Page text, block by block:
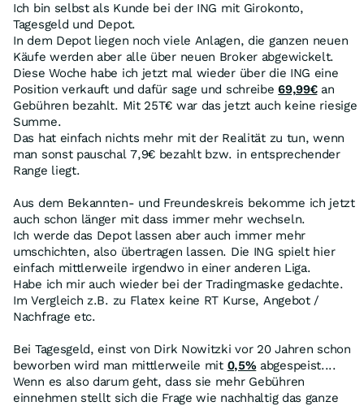
Ich bin selbst als Kunde bei der ING mit Girokonto,
Tagesgeld und Depot.
In dem Depot liegen noch viele Anlagen, die ganzen neuen
Käufe werden aber alle über neuen Broker abgewickelt.
Diese Woche habe ich jetzt mal wieder über die ING eine
Position verkauft und dafür sage und schreibe69,99€an
Gebühren bezahlt. Mit 25T€ war das jetzt auch keine riesige
Summe.
Das hat einfach nichts mehr mit der Realität zu tun, wenn
man sonst pauschal 7,9€ bezahlt bzw. in entsprechender
Range liegt.
Aus dem Bekannten- und Freundeskreis bekomme ich jetzt
auch schon länger mit dass immer mehr wechseln.
Ich werde das Depot lassen aber auch immer mehr
umschichten, also übertragen lassen. Die ING spielt hier
einfach mittlerweile irgendwo in einer anderen Liga.
Habe ich mir auch wieder bei der Tradingmaske gedachte.
Im Vergleich z.B. zu Flatex keine RT Kurse, Angebot /
Nachfrage etc.
Bei Tagesgeld, einst von Dirk Nowitzki vor 20 Jahren schon
beworben wird man mittlerweile mit 0,5% abgespeist....
Wenn es also darum geht, dass sie mehr Gebühren
einnehmen stellt sich die Frage wie nachhaltig das ganze